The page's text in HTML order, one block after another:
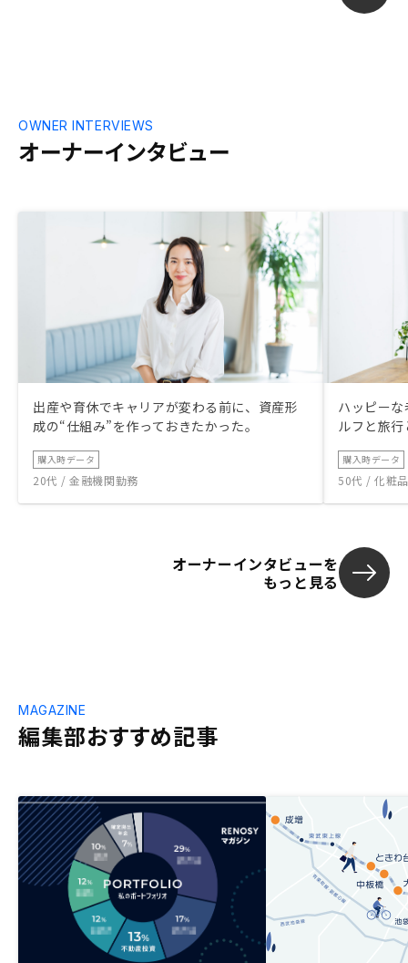
オーナーインタビュー
OWNER INTERVIEWS
出産や育休でキャリアが変わる前に、資産形
成の“仕組み”を作っておきたかった。
購入時データ
20代 / 金融機関勤務
ハッピー
ルフと旅
購入時データ
50代 / 化粧
オーナーインタビューを
もっと見る
編集部おすすめ記事
MAGAZINE